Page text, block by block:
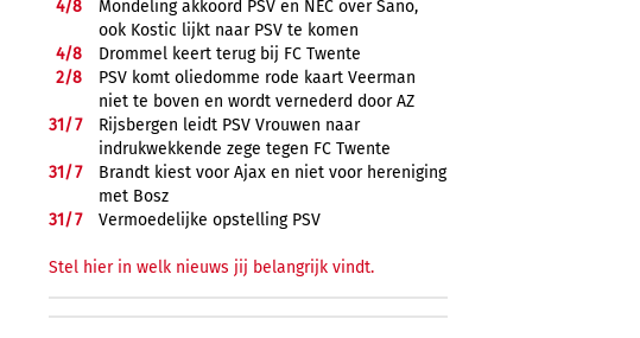
4/8
Mondeling akkoord PSV en NEC over Sano,
ook Kostic lijkt naar PSV te komen
4/8
Drommel keert terug bij FC Twente
2/8
PSV komt oliedomme rode kaart Veerman
niet te boven en wordt vernederd door AZ
31/7
Rijsbergen leidt PSV Vrouwen naar
indrukwekkende zege tegen FC Twente
31/7
Brandt kiest voor Ajax en niet voor hereniging
met Bosz
31/7 Vermoedelijke opstelling PSV
Stel hier in welk nieuws jij belangrijk vindt.